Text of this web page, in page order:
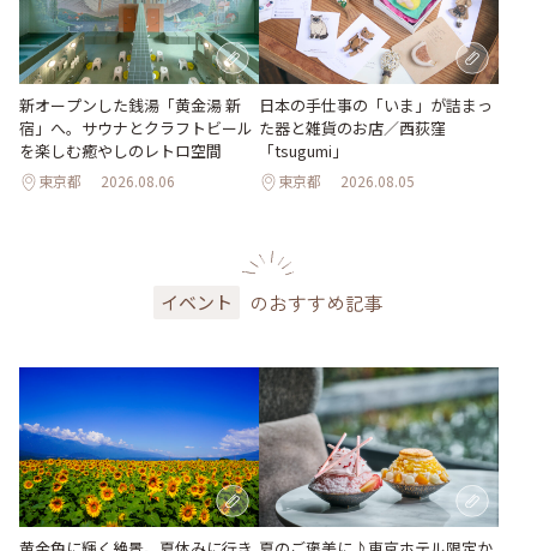
新オープンした銭湯「黄金湯 新
宿」へ。サウナとクラフトビール
を楽しむ癒やしのレトロ空間
東京都 2026.08.06
日本の手仕事の「いま」が詰まっ
た器と雑貨のお店／西荻窪
「tsugumi」
東京都 2026.08.05
イベント のおすすめ記事